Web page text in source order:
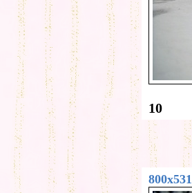
10
800x531